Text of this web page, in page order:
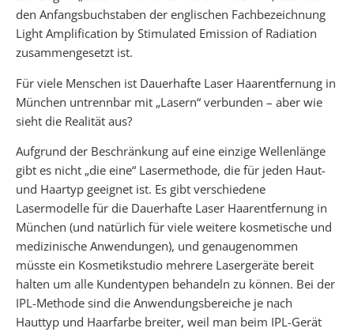
den Anfangsbuchstaben der englischen Fachbezeichnung
Light Amplification by Stimulated Emission of Radiation
zusammengesetzt ist.
Für viele Menschen ist Dauerhafte Laser Haarentfernung in
München untrennbar mit „Lasern“ verbunden – aber wie
sieht die Realität aus?
Aufgrund der Beschränkung auf eine einzige Wellenlänge
gibt es nicht „die eine“ Lasermethode, die für jeden Haut-
und Haartyp geeignet ist. Es gibt verschiedene
Lasermodelle für die Dauerhafte Laser Haarentfernung in
München (und natürlich für viele weitere kosmetische und
medizinische Anwendungen), und genaugenommen
müsste ein Kosmetikstudio mehrere Lasergeräte bereit
halten um alle Kundentypen behandeln zu können. Bei der
IPL-Methode sind die Anwendungsbereiche je nach
Hauttyp und Haarfarbe breiter, weil man beim IPL-Gerät